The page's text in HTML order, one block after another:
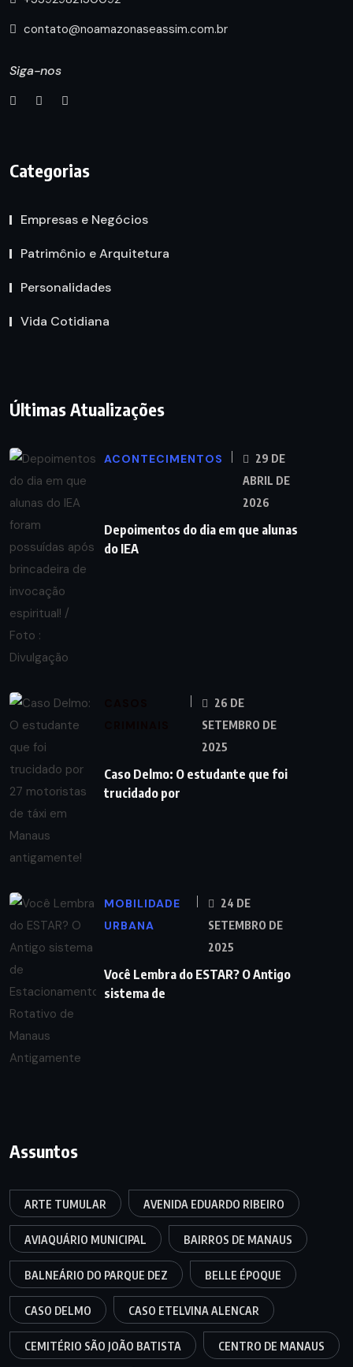
contato@noamazonaseassim.com.br
Siga-nos
Categorias
Empresas e Negócios
Patrimônio e Arquitetura
Personalidades
Vida Cotidiana
Últimas Atualizações
ACONTECIMENTOS
29 DE
ABRIL DE
2026
Depoimentos do dia em que alunas
do IEA
26 DE
SETEMBRO DE
2025
Caso Delmo: O estudante que foi
trucidado por
MOBILIDADE
URBANA
24 DE
SETEMBRO DE
2025
Você Lembra do ESTAR? O Antigo
sistema de
Assuntos
ARTE TUMULAR AVENIDA EDUARDO RIBEIRO
AVIAQUÁRIO MUNICIPAL BAIRROS DE MANAUS
BALNEÁRIO DO PARQUE DEZ BELLE ÉPOQUE
CASO DELMO CASO ETELVINA ALENCAR
CEMITÉRIO SÃO JOÃO BATISTA CENTRO DE MANAUS